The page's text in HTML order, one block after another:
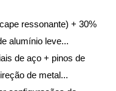
ressonante) + 30%
alumínio leve...
de aço + pinos de
de metal...